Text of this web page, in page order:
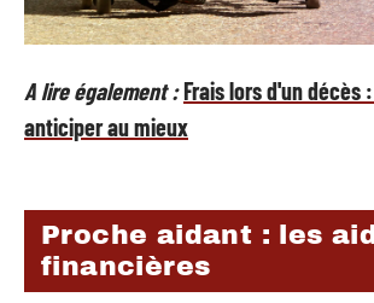
A lire également :Frais lors d'un décès
anticiper au mieux
Proche aidant : les
financières